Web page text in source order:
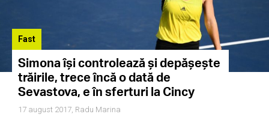
Fast
Simona își controlează și depășește
trăirile, trece încă o dată de
Sevastova, e în sferturi la Cincy
17 august 2017, Radu Marina